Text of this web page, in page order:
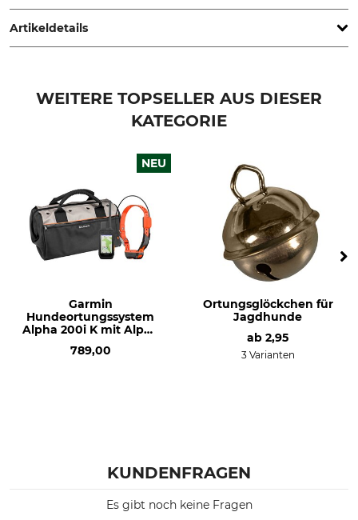
Hammerdal, Sweden, www.skogma.se
Artikeldetails
WEITERE TOPSELLER AUS DIESER
KATEGORIE
NEU
Garmin
Hundeortungssystem
Alpha 200i K mit Alpha
789,00
Ortungsglöckchen für
Jagdhunde
ab 2,95
3 Varianten
KUNDENFRAGEN
Es gibt noch keine Fragen